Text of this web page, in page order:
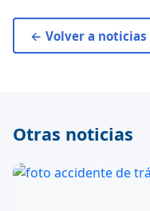
← Volver a noticias
Otras noticias